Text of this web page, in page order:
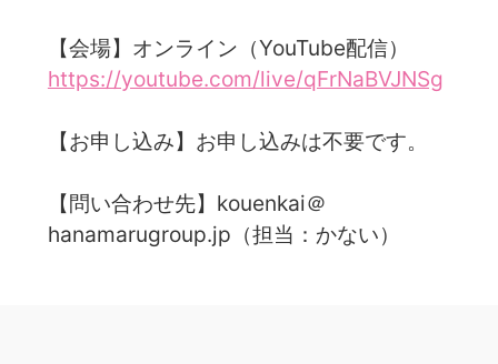
【会場】オンライン（YouTube配信）
https://youtube.com/live/qFrNaBVJNSg
【お申し込み】お申し込みは不要です。
【問い合わせ先】kouenkai＠
hanamarugroup.jp（担当：かない）